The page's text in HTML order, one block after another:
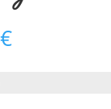
€